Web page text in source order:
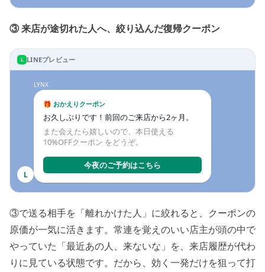
③ 来店が途切れた人へ、絞り込んだ復帰クーポン
L LINEプレビュー
L
LYNX
🎁 おかえりクーポン
お久しぶりです！前回のご来店から2ヶ月。
また会えたら嬉しいので、本日使える
10%OFFクーポン をどうぞ。
今夜のご予約はこちら
③で送る相手を「離れかけた人」に絞れると、クーポンの
原価が一気に活きます。常連を覚えのいい店主が頭の中で
やっていた「最近あの人、来ないな」を、来店履歴が代わ
りに見ている状態です。だから、効く一発だけを狙って打